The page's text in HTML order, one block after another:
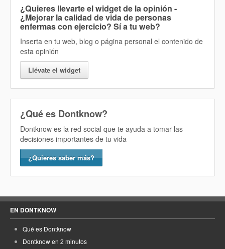
¿Quieres llevarte el widget de la opinión -
¿Mejorar la calidad de vida de personas
enfermas con ejercicio? Sía tu web?
Inserta en tu web, blog o página personal el contenido de
esta opinión
Llévate el widget
¿Qué es Dontknow?
Dontknow es la red social que te ayuda a tomar las
decisiones importantes de tu vida
¿Quieres saber más?
EN DONTKNOW
Qué es Dontknow
Dontknow en 2 minutos